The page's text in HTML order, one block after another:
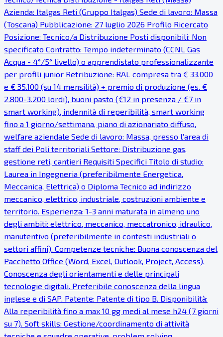
Azienda: Italgas Reti (Gruppo Italgas) Sede di lavoro: Massa
(Toscana) Pubblicazione: 27 luglio 2026 Profilo Ricercato
Posizione: Tecnico/a Distribuzione Posti disponibili: Non
specificato Contratto: Tempo indeterminato (CCNL Gas
Acqua - 4°/5° livello) o apprendistato professionalizzante
per profili junior Retribuzione: RAL compresa tra € 33.000
e € 35.100 (su 14 mensilità) + premio di produzione (es. €
2.800-3.200 lordi), buoni pasto (€12 in presenza / €7 in
smart working), indennità di reperibilità, smart working
fino a 1 giorno/settimana, piano di azionariato diffuso,
welfare aziendale Sede di lavoro: Massa, presso l'area di
staff dei Poli territoriali Settore: Distribuzione gas,
gestione reti, cantieri Requisiti Specifici Titolo di studio:
Laurea in Ingegneria (preferibilmente Energetica,
Meccanica, Elettrica) o Diploma Tecnico ad indirizzo
meccanico, elettrico, industriale, costruzioni ambiente e
territorio. Esperienza: 1-3 anni maturata in almeno uno
degli ambiti: elettrico, meccanico, meccatronico, idraulico,
manutentivo (preferibilmente in contesti industriali o
settori affini). Competenze tecniche: Buona conoscenza del
Pacchetto Office (Word, Excel, Outlook, Project, Access).
Conoscenza degli orientamenti e delle principali
tecnologie digitali. Preferibile conoscenza della lingua
inglese e di SAP. Patente: Patente di tipo B. Disponibilità:
Alla reperibilità fino a max 10 gg medi al mese h24 (7 giorni
su 7). Soft skills: Gestione/coordinamento di attività